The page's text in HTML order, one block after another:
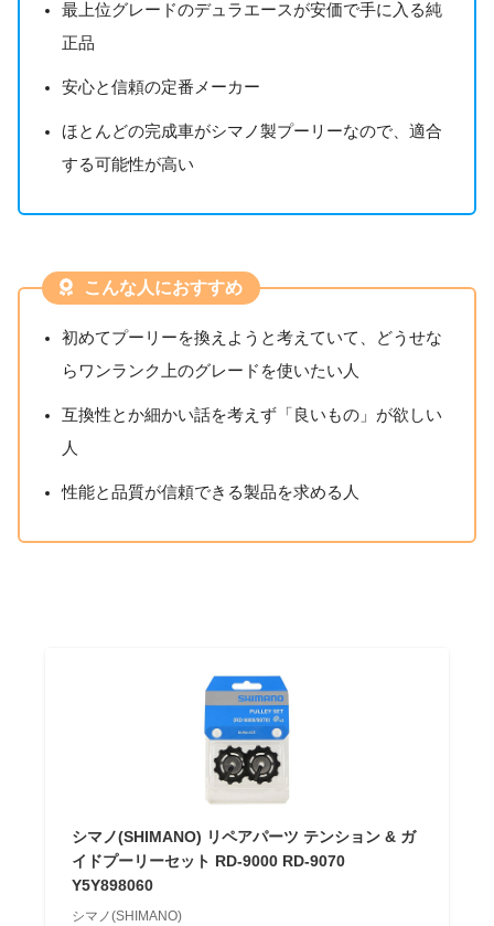
最上位グレードのデュラエースが安価で手に入る純
正品
安心と信頼の定番メーカー
ほとんどの完成車がシマノ製プーリーなので、適合
する可能性が高い
こんな人におすすめ
初めてプーリーを換えようと考えていて、どうせな
らワンランク上のグレードを使いたい人
互換性とか細かい話を考えず「良いもの」が欲しい
人
性能と品質が信頼できる製品を求める人
シマノ(SHIMANO) リペアパーツ テンション & ガ
イドプーリーセット RD-9000 RD-9070
Y5Y898060
シマノ(SHIMANO)